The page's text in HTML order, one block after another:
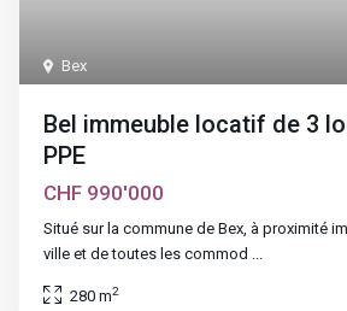
Bex
Bel immeuble locatif de 3
PPE
CHF 990'000
Situé sur la commune de Bex, à proximité
ville et de toutes les commod ...
280 m2